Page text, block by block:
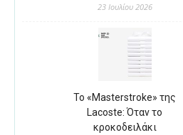
23 Ιουλίου 2026
Το «Masterstroke» της
Lacoste: Όταν το
κροκοδειλάκι